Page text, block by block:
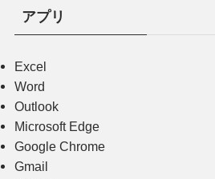
アプリ
Excel
Word
Outlook
Microsoft Edge
Google Chrome
Gmail